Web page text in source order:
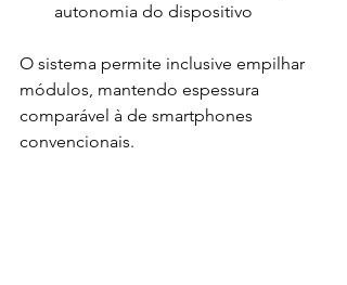
autonomia do dispositivo
O sistema permite inclusive empilhar
módulos, mantendo espessura
comparável à de smartphones
convencionais.